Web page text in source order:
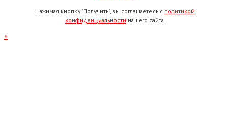
Нажимая кнопку "Получить", вы соглашаетесь с политикой
конфиденциальности нашего сайта.
×